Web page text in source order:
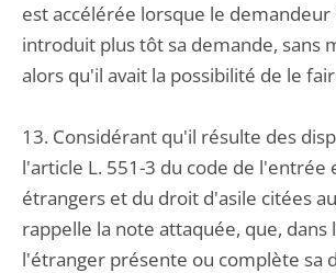
est accélérée lorsque le demandeur
introduit plus tôt sa demande, sans
alors qu'il avait la possibilité de le
13. Considérant qu'il résulte des
l'article L. 551-3 du code de l'entrée
étrangers et du droit d'asile citées
rappelle la note attaquée, que, dans
l'étranger présente ou complète sa